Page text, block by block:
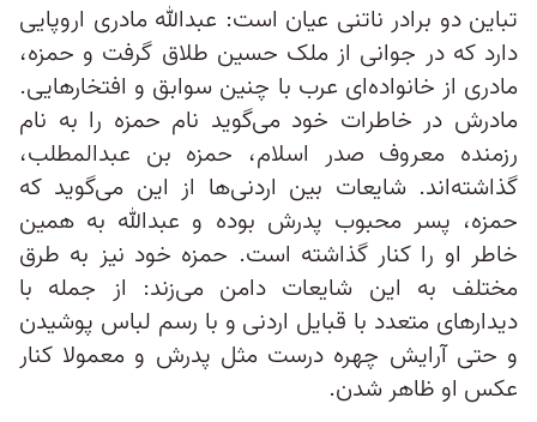
تباین دو برادر ناتنی عیان است: عبدالله مادری اروپایی
دارد که در جوانی از ملک حسین طلاق گرفت و حمزه،
مادری از خانواده‌ای عرب با چنین سوابق و افتخارهایی.
مادرش در خاطرات خود می‌گوید نام حمزه را به نام
رزمنده معروف صدر اسلام، حمزه بن عبدالمطلب،
گذاشته‌اند. شایعات بین اردنی‌ها از این می‌گوید که
حمزه، پسر محبوب پدرش بوده و عبدالله به همین
خاطر او را کنار گذاشته است. حمزه خود نیز به طرق
مختلف به این شایعات دامن می‌زند: از جمله با
دیدارهای متعدد با قبایل اردنی و با رسم لباس پوشیدن
و حتی آرایش چهره درست مثل پدرش و معمولا کنار
عکس او ظاهر شدن.